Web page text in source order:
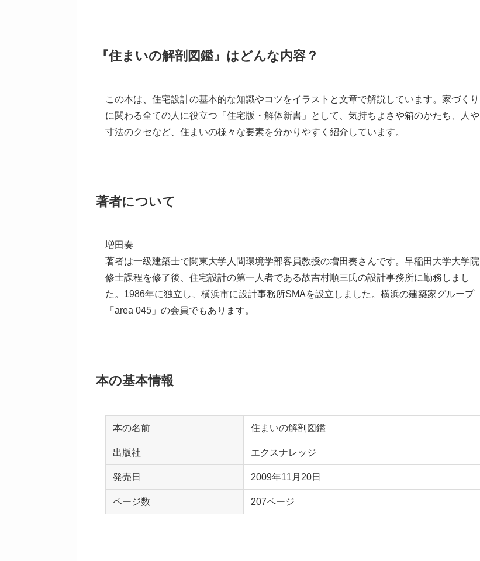
『住まいの解剖図鑑』はどんな内容？
この本は、住宅設計の基本的な知識やコツをイラストと文章で解説しています。家づくり
に関わる全ての人に役立つ「住宅版・解体新書」として、気持ちよさや箱のかたち、人や
寸法のクセなど、住まいの様々な要素を分かりやすく紹介しています。
著者について
増田奏
著者は一級建築士で関東大学人間環境学部客員教授の増田奏さんです。早稲田大学大学院
修士課程を修了後、住宅設計の第一人者である故吉村順三氏の設計事務所に勤務しまし
た。1986年に独立し、横浜市に設計事務所SMAを設立しました。横浜の建築家グループ
「area 045」の会員でもあります。
本の基本情報
本の名前 住まいの解剖図鑑
出版社 エクスナレッジ
発売日 2009年11月20日
ページ数 207ページ